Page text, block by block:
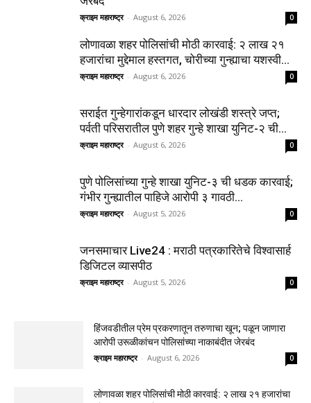
क्राइम महाराष्ट्र - August 6, 2026 0
लोणावळा शहर पोलिसांची मोठी कारवाई: २ लाख २१
हजारांचा मुद्देमाल हस्तगत, चोरीच्या गुन्ह्याचा यशस्वी...
क्राइम महाराष्ट्र - August 6, 2026 0
सराईत गुन्हेगारांकडून धारदार लोखंडी शस्त्रे जप्त;
पर्वती परिसरातील पुणे शहर गुन्हे शाखा युनिट-२ ची...
क्राइम महाराष्ट्र - August 6, 2026 0
पुणे पोलिसांच्या गुन्हे शाखा युनिट-३ ची धडक कारवाई;
गंभीर गुन्ह्यातील पाहिजे आरोपी ३ गावठी...
क्राइम महाराष्ट्र - August 5, 2026 0
जनसमाचार Live24 : मराठी पत्रकारितेचे विश्वासार्ह
डिजिटल व्यासपीठ
क्राइम महाराष्ट्र - August 5, 2026 0
हिंजवडीतील प्रेम प्रकरणातून तरुणाचा खून; पळून जाणारा
आरोपी उरूळीकांचन पोलिसांच्या नाकाबंदीत जेरबंद
क्राइम महाराष्ट्र - August 6, 2026 0
लोणावळा शहर पोलिसांची मोठी कारवाई: २ लाख २१ हजारांचा